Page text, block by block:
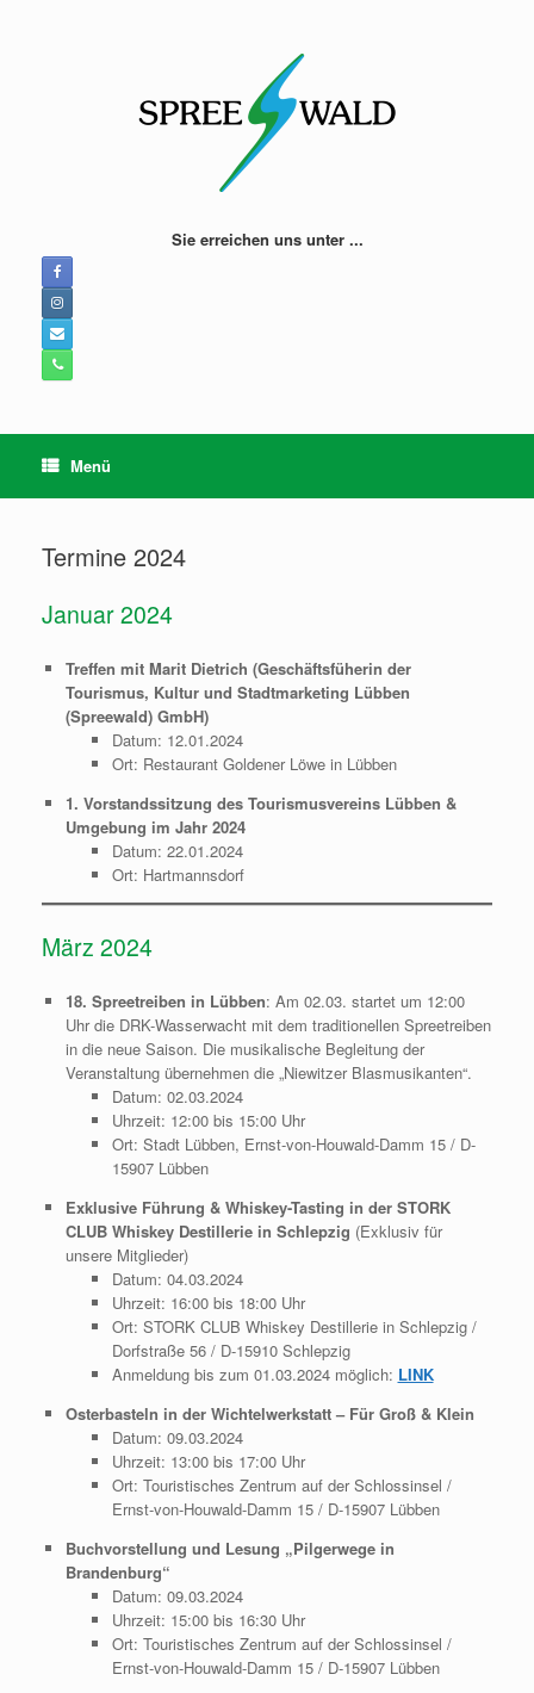
Sie erreichen uns unter ...
Menü
Termine 2024
Januar 2024
Treffen mit Marit Dietrich (Geschäftsfüherin der
Tourismus, Kultur und Stadtmarketing Lübben
(Spreewald) GmbH)
Datum: 12.01.2024
Ort: Restaurant Goldener Löwe in Lübben
1. Vorstandssitzung des Tourismusvereins Lübben &
Umgebung im Jahr 2024
Datum: 22.01.2024
Ort: Hartmannsdorf
März 2024
18. Spreetreiben in Lübben: Am 02.03. startet um 12:00
Uhr die DRK-Wasserwacht mit dem traditionellen Spreetreiben
in die neue Saison. Die musikalische Begleitung der
Veranstaltung übernehmen die „Niewitzer Blasmusikanten“.
Datum: 02.03.2024
Uhrzeit: 12:00 bis 15:00 Uhr
Ort: Stadt Lübben, Ernst-von-Houwald-Damm 15 / D-
15907 Lübben
Exklusive Führung & Whiskey-Tasting in der STORK
CLUB Whiskey Destillerie in Schlepzig (Exklusiv für
unsere Mitglieder)
Datum: 04.03.2024
Uhrzeit: 16:00 bis 18:00 Uhr
Ort: STORK CLUB Whiskey Destillerie in Schlepzig /
Dorfstraße 56 / D-15910 Schlepzig
Anmeldung bis zum 01.03.2024 möglich: LINK
Osterbasteln in der Wichtelwerkstatt – Für Groß & Klein
Datum: 09.03.2024
Uhrzeit: 13:00 bis 17:00 Uhr
Ort: Touristisches Zentrum auf der Schlossinsel /
Ernst-von-Houwald-Damm 15 / D-15907 Lübben
Buchvorstellung und Lesung „Pilgerwege in
Brandenburg“
Datum: 09.03.2024
Uhrzeit: 15:00 bis 16:30 Uhr
Ort: Touristisches Zentrum auf der Schlossinsel /
Ernst-von-Houwald-Damm 15 / D-15907 Lübben